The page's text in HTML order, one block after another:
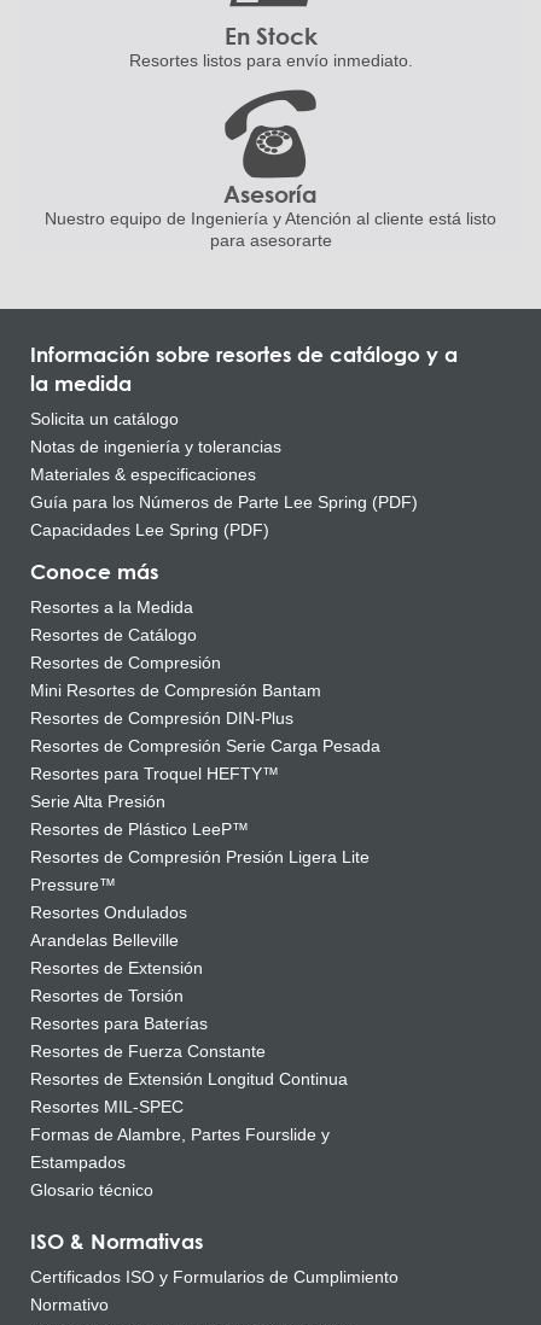
En Stock
Resortes listos para envío inmediato.
Asesoría
Nuestro equipo de Ingeniería y Atención al cliente está listo
para asesorarte
Información sobre resortes de catálogo y a
la medida
Solicita un catálogo
Notas de ingeniería y tolerancias
Materiales & especificaciones
Guía para los Números de Parte Lee Spring (PDF)
Capacidades Lee Spring (PDF)
Conoce más
Resortes a la Medida
Resortes de Catálogo
Resortes de Compresión
Mini Resortes de Compresión Bantam
Resortes de Compresión DIN-Plus
Resortes de Compresión Serie Carga Pesada
Resortes para Troquel HEFTY™
Serie Alta Presión
Resortes de Plástico LeeP™
Resortes de Compresión Presión Ligera Lite
Pressure™
Resortes Ondulados
Arandelas Belleville
Resortes de Extensión
Resortes de Torsión
Resortes para Baterías
Resortes de Fuerza Constante
Resortes de Extensión Longitud Continua
Resortes MIL-SPEC
Formas de Alambre, Partes Fourslide y
Estampados
Glosario técnico
ISO & Normativas
Certificados ISO y Formularios de Cumplimiento
Normativo